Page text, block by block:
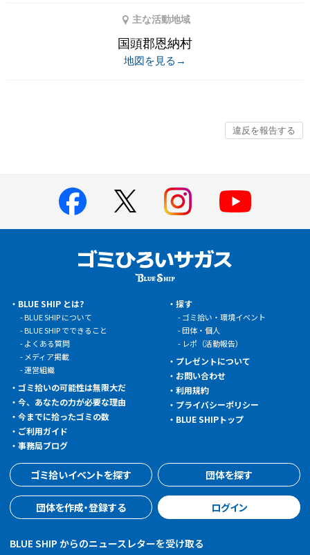
主な活動地域
国頭郡恩納村
地図を見る→
BLUE SHIP とは?
BLUE SHIP について
BLUE SHIP でできること
よくある質問
メディア掲載
運営組織
ゴミ拾いの可能性は無限大だ
今、あなたの力が必要な理由
今までに拾ったゴミの数
ご利用ガイド
事務局ブログ
探す
ゴミ拾い・環境イベント
団体・個人
レポ（活動報告）
プレゼントについて
お問い合わせ
利用規約
プライバシーポリシー
BLUE SHIPトップ
ゴミ拾いイベントを探す 団体を探す
団体を作成・登録する ログイン
BLUE SHIP からのニュースレターを受け取る